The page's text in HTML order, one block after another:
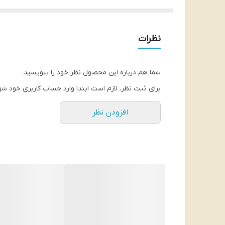
نظرات
شما هم درباره این محصول نظر خود را بنویسید.
برای ثبت نظر، لازم است ابتدا وارد حساب کاربری خود
افزودن نظر